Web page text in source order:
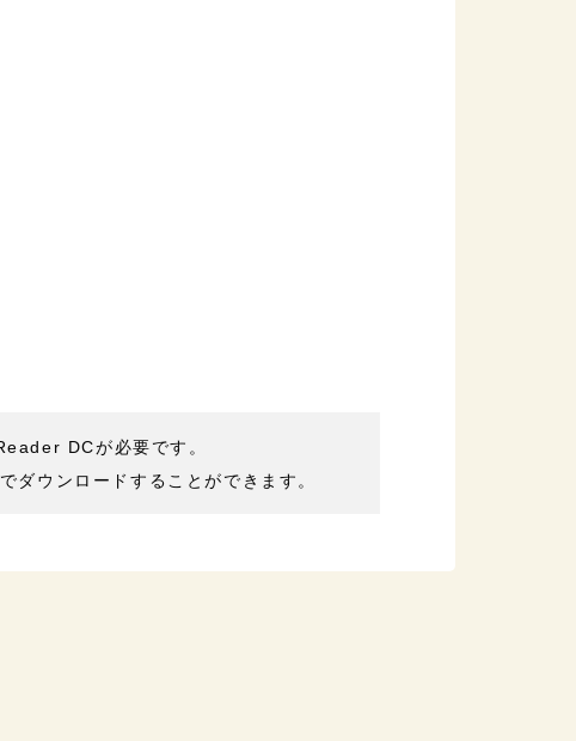
DCが必要です。
ダウンロードすることができます。